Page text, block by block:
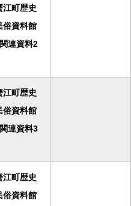
江町歴史
俗資料館
_関連資料2
江町歴史
俗資料館
_関連資料3
江町歴史
俗資料館